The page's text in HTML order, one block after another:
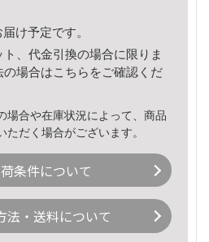
け予定です。
、代金引換の場合に限りま
の場合はこちら をご確認くだ
場合や在庫状況によって、商品
ただく場合がございます。
条件について
法・送料について